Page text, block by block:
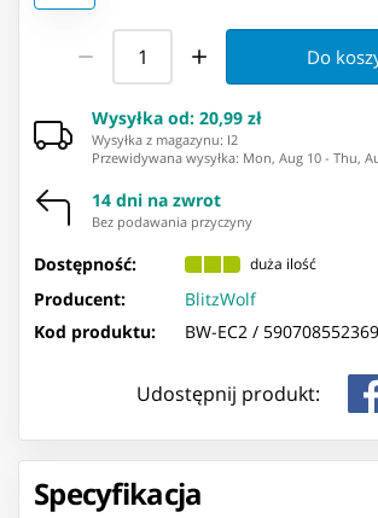
Do
Wysyłka od: 20,99 zł
Wysyłka z magazynu: ⁨I2⁩
Przewidywana wysyłka: Mon, Aug 10 - Thu,
14 dni na zwrot
Bez podawania przyczyny
Dostępność: duża ilość
Producent:
BlitzWolf
Kod produktu:
BW-EC2 /
Udostępnij produkt:
Specyfikacja